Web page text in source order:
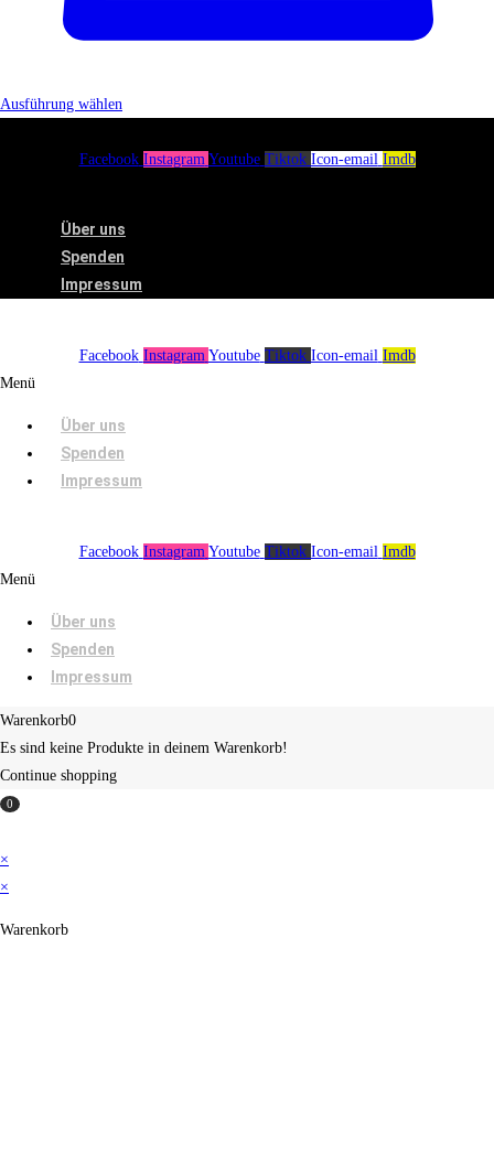
Ausführung wählen
Facebook Instagram Youtube Tiktok Icon-email Imdb
Über uns
Spenden
Impressum
Facebook Instagram Youtube Tiktok Icon-email Imdb
Menü
Über uns
Spenden
Impressum
Facebook Instagram Youtube Tiktok Icon-email Imdb
Menü
Über uns
Spenden
Impressum
Warenkorb0
Es sind keine Produkte in deinem Warenkorb!
Continue shopping
0
×
×
Warenkorb